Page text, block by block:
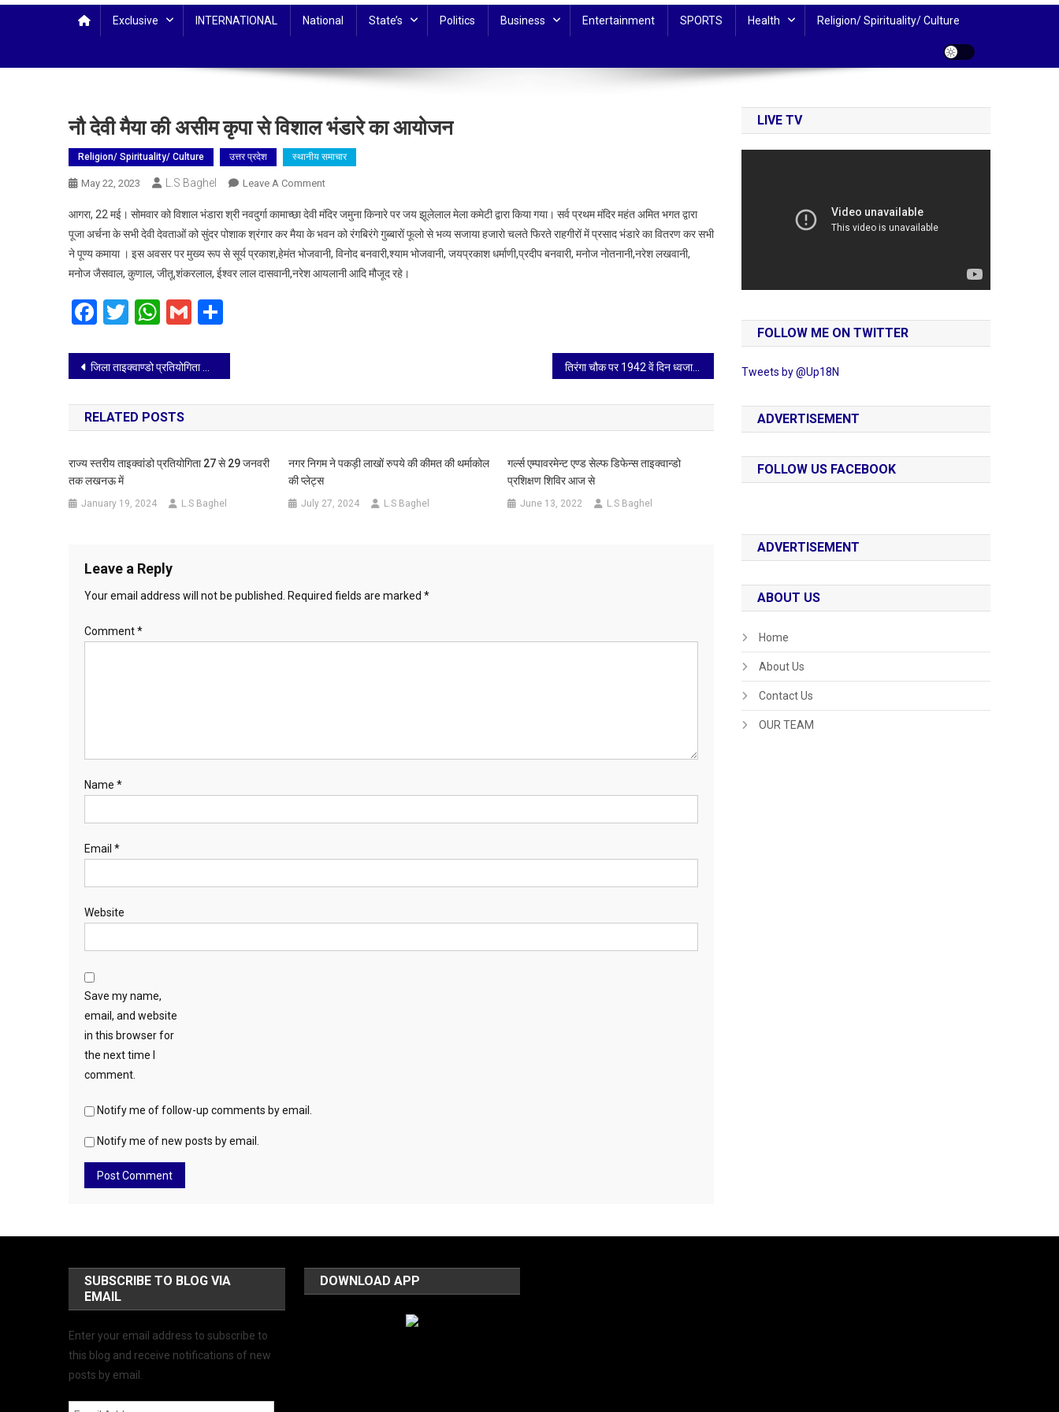
Exclusive INTERNATIONAL National State’s Politics Business Entertainment SPORTS Health Religion/ Spirituality/ Culture
नौ देवी मैया की असीम कृपा से विशाल भंडारे का आयोजन
Religion/ Spirituality/ Culture उत्तर प्रदेश स्थानीय समाचार
May 22, 2023 L.S Baghel Leave A CommentOn
देवी
मैया
की
असीम
आगरा, 22 मई। सोमवार को विशाल भंडारा श्री नवदुर्गा कामाच्छा देवी मंदिर जमुना किनारे पर जय झूलेलाल मेला कमेटी द्वारा किया गया। सर्व प्रथम मंदिर महंत अमित भगत द्वारा
पूजा अर्चना के सभी देवी देवताओं को सुंदर पोशाक श्रंगार कर मैया के भवन को रंगबिरंगे गुब्बारों फूलो से भव्य सजाया हजारो चलते फिरते राहगीरों में प्रसाद भंडारे का वितरण कर सभी
ने पूण्य कमाया । इस अवसर पर मुख्य रूप से सूर्य प्रकाश,हेमंत भोजवानी, विनोद बनवारी,श्याम भोजवानी, जयप्रकाश धर्माणी,प्रदीप बनवारी, मनोज नोतनानी,नरेश लखवानी,
मनोज जैसवाल, कुणाल, जीतू,शंकरलाल, ईश्वर लाल दासवानी,नरेश आयलानी आदि मौजूद रहे।
Facebook
Twitter
WhatsApp
Gmail
Post
navigation
जिला ताइक्वाण्डो प्रतियोगिता जान मिल्टन स्कूल में प्रारंभ तिरंगा चौक पर 1942 वें दिन ध्वजारोहण किया गया
RELATED POSTS
राज्य स्तरीय ताइक्वांडो प्रतियोगिता 27 से 29 जनवरी
तक लखनऊ में
January 19, 2024 L.S Baghel
नगर निगम ने पकड़ी लाखों रुपये की कीमत की थर्माकोल
की प्लेट्स
July 27, 2024 L.S Baghel
गर्ल्स एम्पावरमेन्ट एण्ड सेल्फ डिफेन्स ताइक्वान्डो
प्रशिक्षण शिविर आज से
June 13, 2022 L.S Baghel
Leave a Reply
Your email address will not be published. Required fields are marked *
Comment*
Name *
Email *
Website
Save my name,
email, and website
in this browser for
the next time I
comment.
Notify me of follow-up comments by email.
Notify me of new posts by email.
LIVE TV
FOLLOW ME ON TWITTER
Tweets by @Up18N
ADVERTISEMENT
FOLLOW US FACEBOOK
ADVERTISEMENT
ABOUT US
Home
About Us
Contact Us
OUR TEAM
SUBSCRIBE TO BLOG VIA
EMAIL
Enter your email address to subscribe to
this blog and receive notifications of new
posts by email.
DOWNLOAD APP